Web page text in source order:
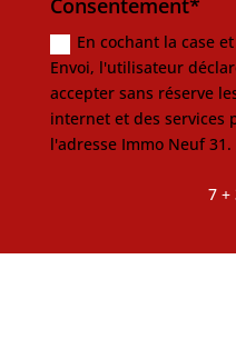
Consentement*
En cochant la case
Envoi, l'utilisateur
accepter sans réserve
internet et des services
l'adresse Immo Neuf 31.
7 +